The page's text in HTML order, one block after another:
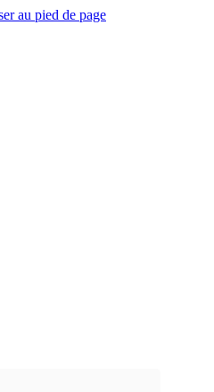
au pied de page